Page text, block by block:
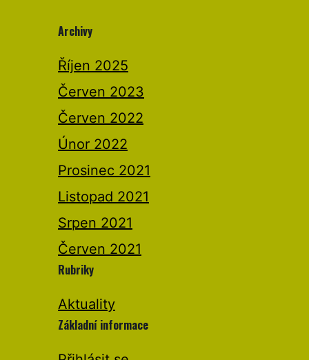
Archivy
Říjen 2025
Červen 2023
Červen 2022
Únor 2022
Prosinec 2021
Listopad 2021
Srpen 2021
Červen 2021
Rubriky
Aktuality
Základní informace